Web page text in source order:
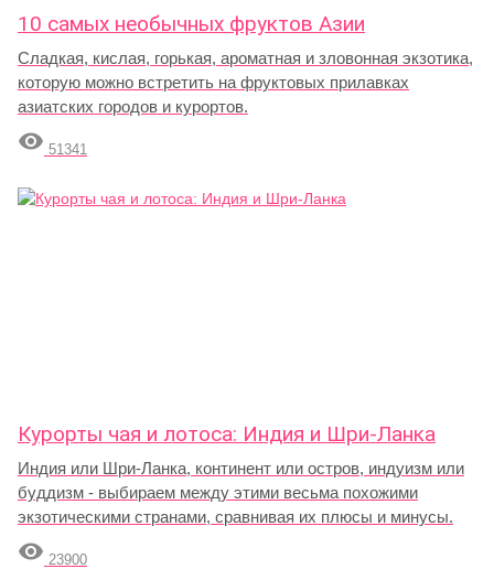
10 самых необычных фруктов Азии
Сладкая, кислая, горькая, ароматная и зловонная экзотика,
которую можно встретить на фруктовых прилавках
азиатских городов и курортов.
 51341
Курорты чая и лотоса: Индия и Шри-Ланка
Индия или Шри-Ланка, континент или остров, индуизм или
буддизм - выбираем между этими весьма похожими
экзотическими странами, сравнивая их плюсы и минусы.
 23900